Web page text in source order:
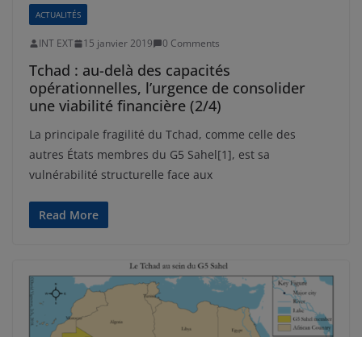
ACTUALITÉS
INT EXT 15 janvier 2019 0 Comments
Tchad : au-delà des capacités
opérationnelles, l’urgence de consolider
une viabilité financière (2/4)
La principale fragilité du Tchad, comme celle des
autres États membres du G5 Sahel[1], est sa
vulnérabilité structurelle face aux
Read More